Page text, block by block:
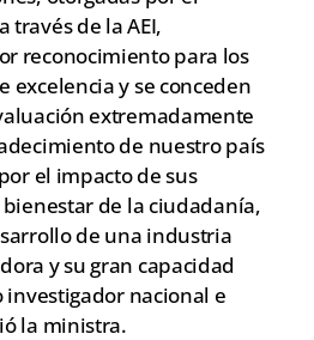
través de la AEI,
reconocimiento para los
excelencia y se conceden
extremadamente
de nuestro país
el impacto de sus
de la ciudadanía,
de una industria
y su gran capacidad
nacional e
la ministra.